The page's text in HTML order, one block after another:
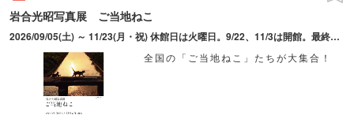
岩合光昭写真展 ご当地ねこ
2026/09/05(土) ～ 11/23(月・祝) 休館日は火曜日。9/22、11/3は開館。最終入館時間は16時30分。
全国の「ご当地ねこ」たちが大集合！